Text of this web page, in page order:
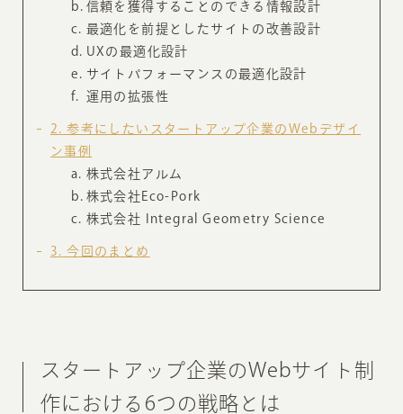
信頼を獲得することのできる情報設計
最適化を前提としたサイトの改善設計
UXの最適化設計
サイトパフォーマンスの最適化設計
運用の拡張性
2
参考にしたいスタートアップ企業のWebデザイ
ン事例
株式会社アルム
株式会社Eco-Pork
株式会社 Integral Geometry Science
3 今回のまとめ
スタートアップ企業のWebサイト制
作における6つの戦略とは